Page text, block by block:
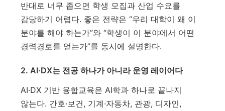
반대로 너무 좁으면 학생 모집과 산업 수요를
감당하기 어렵다. 좋은 전략은 “우리 대학이 왜 이
분야를 해야 하는가”와 “학생이 이 분야에서 어떤
경력경로를 얻는가”를 동시에 설명한다.
2. AI·DX는 전공 하나가 아니라 운영 레이어다
AI·DX 기반 융합교육은 AI학과 하나로 끝나지
않는다. 간호·보건, 기계·자동차, 관광, 디자인,